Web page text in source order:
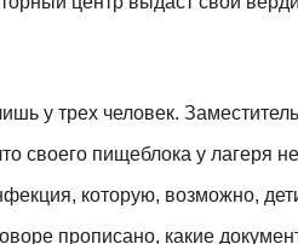
у трех человек.
своего пищеблока у лагеря
которую, возможно,
прописано, какие